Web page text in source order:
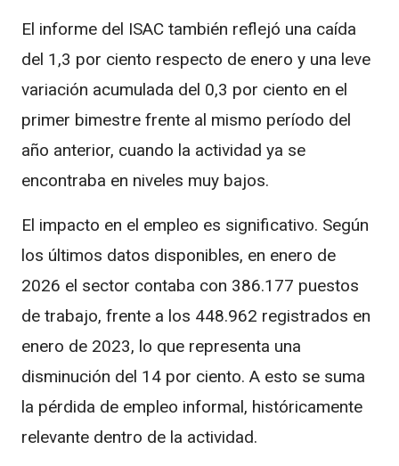
El informe del ISAC también reflejó una caída
del 1,3 por ciento respecto de enero y una leve
variación acumulada del 0,3 por ciento en el
primer bimestre frente al mismo período del
año anterior, cuando la actividad ya se
encontraba en niveles muy bajos.
El impacto en el empleo es significativo. Según
los últimos datos disponibles, en enero de
2026 el sector contaba con 386.177 puestos
de trabajo, frente a los 448.962 registrados en
enero de 2023, lo que representa una
disminución del 14 por ciento. A esto se suma
la pérdida de empleo informal, históricamente
relevante dentro de la actividad.